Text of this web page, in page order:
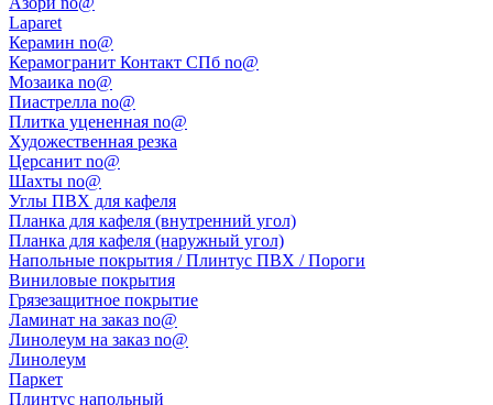
Laparet
Керамин no@
Керамогранит Контакт СПб no@
Мозаика no@
Пиастрелла no@
Плитка уцененная no@
Художественная резка
Церсанит no@
Шахты no@
Углы ПВХ для кафеля
Планка для кафеля (внутренний угол)
Планка для кафеля (наружный угол)
Напольные покрытия / Плинтус ПВХ / Пороги
Виниловые покрытия
Грязезащитное покрытие
Ламинат на заказ no@
Линолеум на заказ no@
Линолеум
Паркет
Плинтус напольный